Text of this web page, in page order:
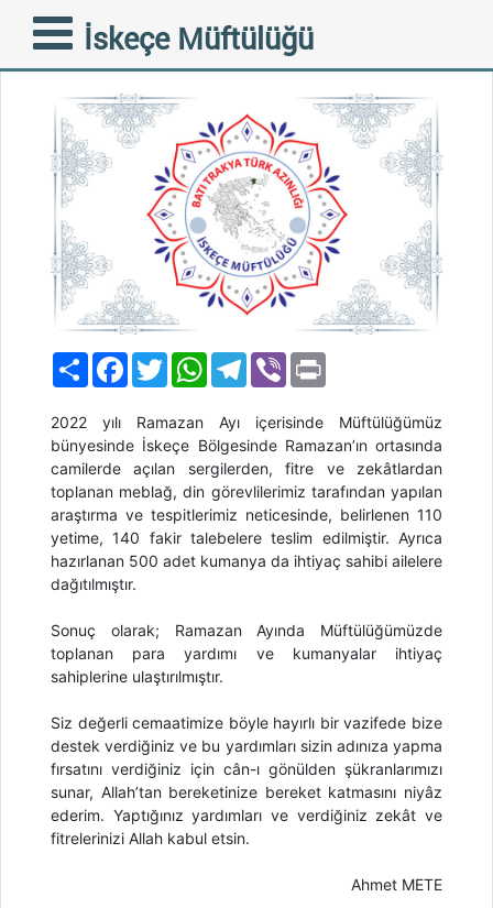
İskeçe Müftülüğü
AÇIKLAMA
PaylaşFacebook
TwitterWhatsAppTelegram
Viber
2022 yılı Ramazan Ayı içerisinde Müftülüğümüz
bünyesinde İskeçe Bölgesinde Ramazan’ın ortasında
camilerde açılan sergilerden, fitre ve zekâtlardan
toplanan meblağ, din görevlilerimiz tarafından yapılan
araştırma ve tespitlerimiz neticesinde, belirlenen 110
yetime, 140 fakir talebelere teslim edilmiştir. Ayrıca
hazırlanan 500 adet kumanya da ihtiyaç sahibi ailelere
dağıtılmıştır.
Sonuç olarak; Ramazan Ayında Müftülüğümüzde
toplanan para yardımı ve kumanyalar ihtiyaç
sahiplerine ulaştırılmıştır.
Siz değerli cemaatimize böyle hayırlı bir vazifede bize
destek verdiğiniz ve bu yardımları sizin adınıza yapma
fırsatını verdiğiniz için cân-ı gönülden şükranlarımızı
sunar, Allah’tan bereketinize bereket katmasını niyâz
ederim. Yaptığınız yardımları ve verdiğiniz zekât ve
fitrelerinizi Allah kabul etsin.
Ahmet METE